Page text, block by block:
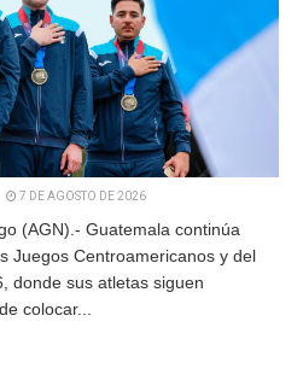
7 DE AGOSTO DE 2026
(AGN).- Guatemala continúa
Juegos Centroamericanos y del
donde sus atletas siguen
colocar...